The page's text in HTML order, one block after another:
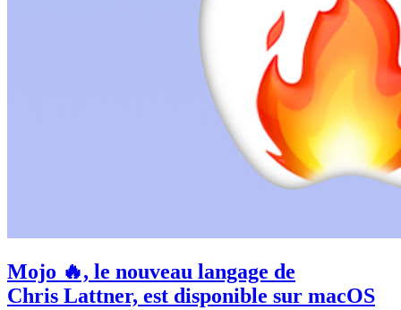
Mojo 🔥, le nouveau langage de
Chris Lattner, est disponible sur macOS